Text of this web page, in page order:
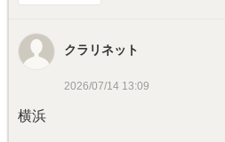
クラリネット
2026/07/14 13:09
横浜